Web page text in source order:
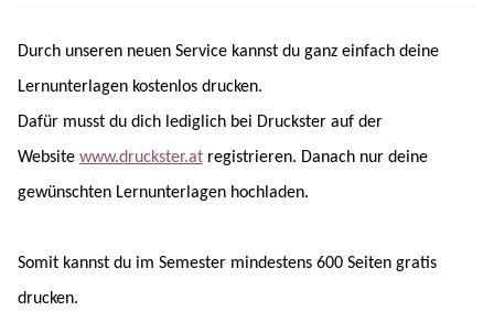
Durch unseren neuen Service kannst du ganz einfach deine
Lernunterlagen kostenlos drucken.
Dafür musst du dich lediglich bei Druckster auf der
Website www.druckster.at registrieren. Danach nur deine
gewünschten Lernunterlagen hochladen.
Somit kannst du im Semester mindestens 600 Seiten gratis
drucken.